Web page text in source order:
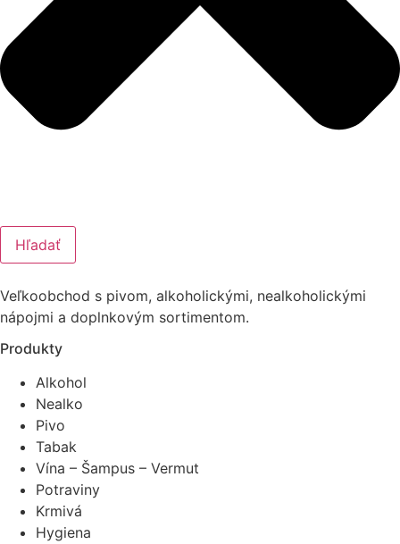
Hľadať
Veľkoobchod s pivom, alkoholickými, nealkoholickými
nápojmi a doplnkovým sortimentom.
Produkty
Alkohol
Nealko
Pivo
Tabak
Vína – Šampus – Vermut
Potraviny
Krmivá
Hygiena